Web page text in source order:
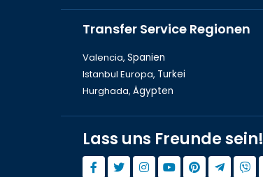
Transfer Service Regionen
Valencia, Spanien
Istanbul Europa, Turkei
Hurghada, Ägypten
Lass uns Freunde sein!